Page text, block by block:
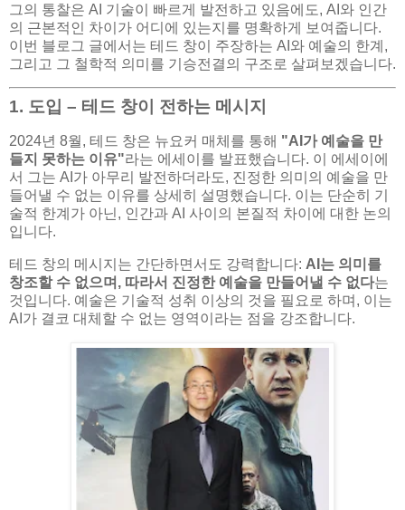
그의 통찰은 AI 기술이 빠르게 발전하고 있음에도, AI와 인간
의 근본적인 차이가 어디에 있는지를 명확하게 보여줍니다.
이번 블로그 글에서는 테드 창이 주장하는 AI와 예술의 한계,
그리고 그 철학적 의미를 기승전결의 구조로 살펴보겠습니다.
1. 도입 – 테드 창이 전하는 메시지
2024년 8월, 테드 창은 뉴요커 매체를 통해 "AI가 예술을 만
들지 못하는 이유"라는 에세이를 발표했습니다. 이 에세이에
서 그는 AI가 아무리 발전하더라도, 진정한 의미의 예술을 만
들어낼 수 없는 이유를 상세히 설명했습니다. 이는 단순히 기
술적 한계가 아닌, 인간과 AI 사이의 본질적 차이에 대한 논의
입니다.
테드 창의 메시지는 간단하면서도 강력합니다: AI는 의미를
창조할 수 없으며, 따라서 진정한 예술을 만들어낼 수 없다는
것입니다. 예술은 기술적 성취 이상의 것을 필요로 하며, 이는
AI가 결코 대체할 수 없는 영역이라는 점을 강조합니다.